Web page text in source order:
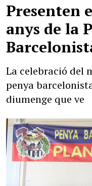
Presenten
anys de la
La celebració del
penya
diumenge que ve